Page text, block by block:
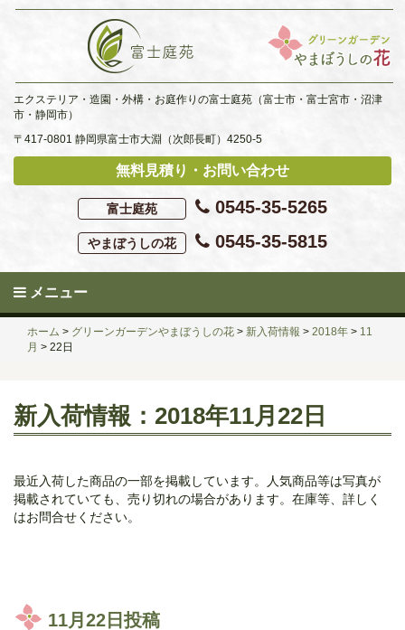
Skip
エクステリア・造園・外構・お庭作りの富士庭苑（富士市・富士宮市・沼津
市・静岡市）
〒417-0801 静岡県富士市大淵（次郎長町）4250-5
無料見積り・お問い合わせ
富士庭苑 0545-35-5265
やまぼうしの花 0545-35-5815
メニュー
ホーム > グリーンガーデンやまぼうしの花 > 新入荷情報 > 2018年 > 11
月 > 22日
新入荷情報：2018年11月22日
最近入荷した商品の一部を掲載しています。人気商品等は写真が
掲載されていても、売り切れの場合があります。在庫等、詳しく
はお問合せください。
11月22日投稿